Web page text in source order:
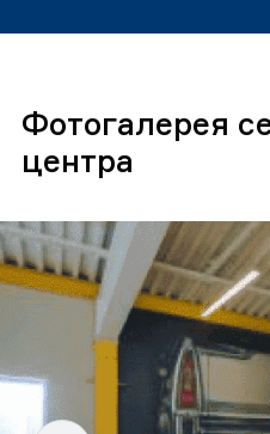
Фотогалерея
центра